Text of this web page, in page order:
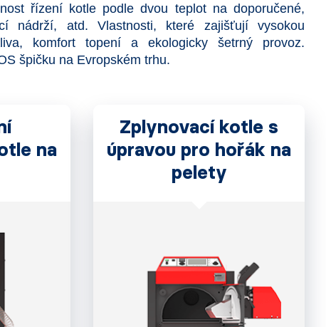
řízení kotle podle dvou teplot na doporučené,
nádrží, atd. Vlastnosti, které zajišťují vysokou
komfort topení a ekologicky šetrný provoz.
špičku na Evropském trhu.
na
Zplynovací kotle s
úpravou pro hořák na
pelety